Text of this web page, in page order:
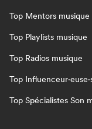
Top Mentors musique
Top Playlists musique
Top Radios musique
Top
Top Spécialistes Son